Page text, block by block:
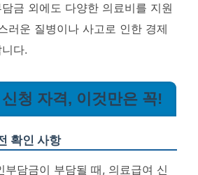
금 외에도 다양한 의료비를 지원
러운 질병이나 사고로 인한 경제
다.
청 자격, 이것만은 꼭!
확인 사항
부담금이 부담될 때, 의료급여 신